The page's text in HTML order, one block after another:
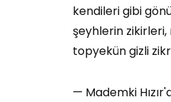
kendileri gibi
şeyhlerin zikirleri,
topyekün gizli
— Mademki